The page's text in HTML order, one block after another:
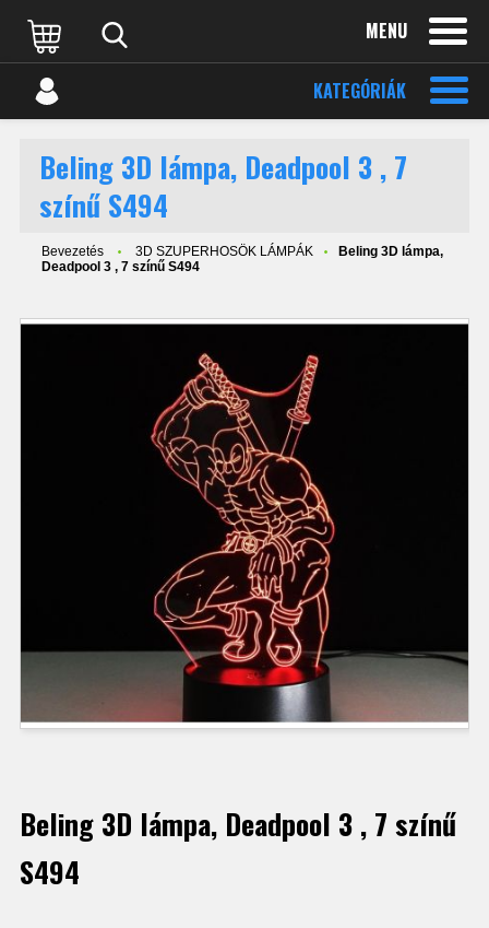
MENU
KATEGÓRIÁK
Beling 3D lámpa, Deadpool 3 , 7
színű S494
Bevezetés 3D SZUPERHOSÖK LÁMPÁK
Beling 3D lámpa,
Deadpool 3 , 7 színű S494
Beling 3D lámpa, Deadpool 3 , 7 színű
S494